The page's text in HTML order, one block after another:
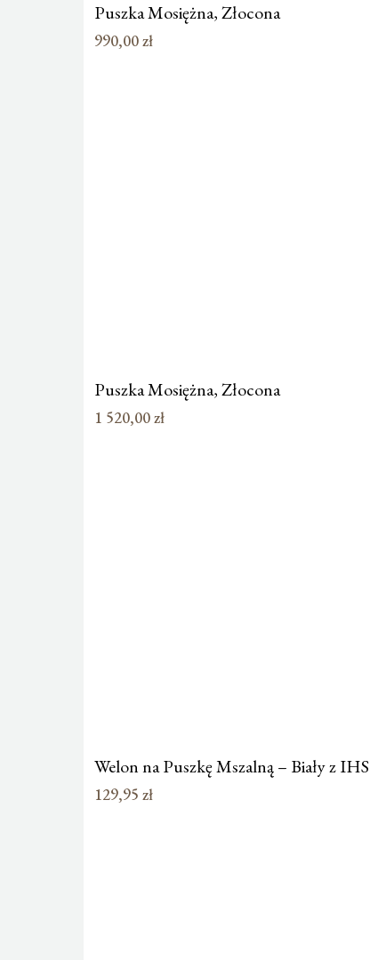
Puszka Mosiężna, Złocona
990,00zł
Puszka Mosiężna, Złocona
1 520,00zł
Welon na Puszkę Mszalną – Biały z IHS
129,95 zł